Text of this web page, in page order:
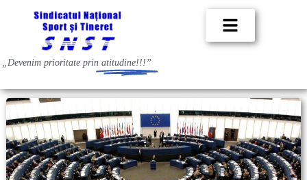
„Devenim prioritate prin atitudine!!!”